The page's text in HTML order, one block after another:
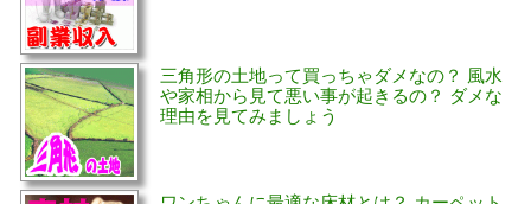
三角形の土地って買っちゃダメなの？ 風水
や家相から見て悪い事が起きるの？ ダメな
理由を見てみましょう